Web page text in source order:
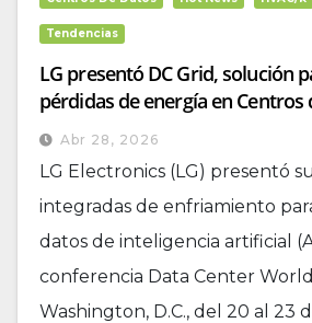
Tendencias
LG presentó DC Grid, solución
pérdidas de energía en Centros
Abr 28, 2026
LG Electronics (LG) presentó
integradas de enfriamiento
datos de inteligencia artificial
conferencia Data Center
Washington, D.C., del 20 al 23